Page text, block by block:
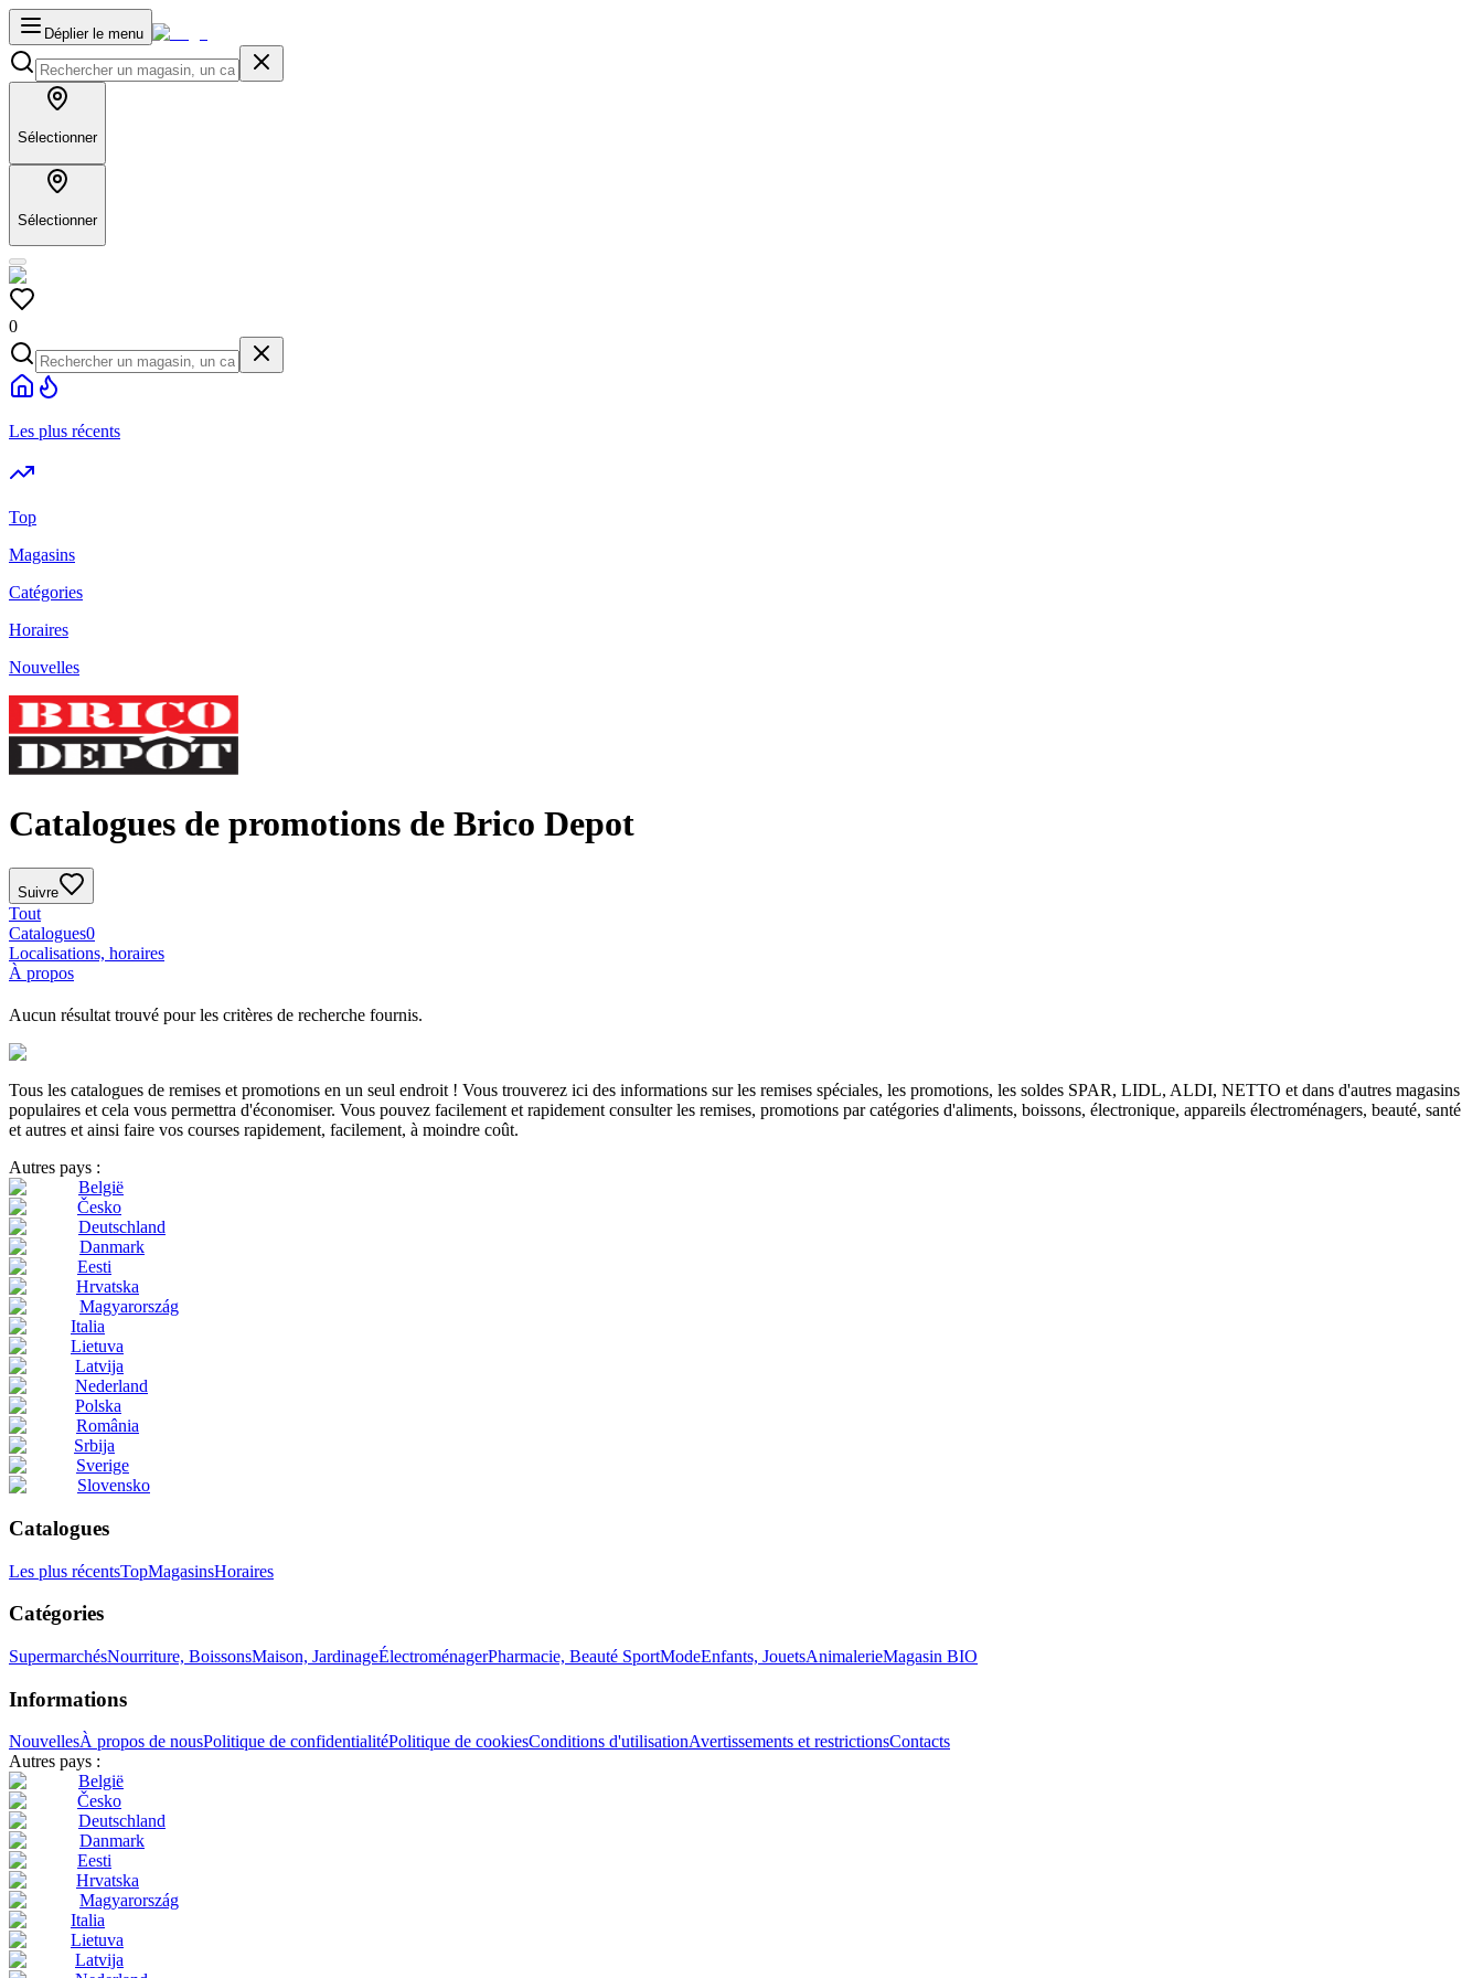
Déplier le menu
Sélectionner
Sélectionner
0
Les plus récents
Top
Magasins
Catégories
Horaires
Nouvelles
Catalogues de promotions de Brico Depot
Suivre
Tout
Catalogues0
Localisations, horaires
À propos
Aucun résultat trouvé pour les critères de recherche fournis.
Tous les catalogues de remises et promotions en un seul endroit ! Vous trouverez ici des informations sur les remises spéciales, les promotions, les soldes SPAR, LIDL, ALDI, NETTO et dans d'autres magasins
populaires et cela vous permettra d'économiser. Vous pouvez facilement et rapidement consulter les remises, promotions par catégories d'aliments, boissons, électronique, appareils électroménagers, beauté, santé
et autres et ainsi faire vos courses rapidement, facilement, à moindre coût.
Autres pays :
België
Česko
Deutschland
Danmark
Eesti
Hrvatska
Magyarország
Italia
Lietuva
Latvija
Nederland
Polska
România
Srbija
Sverige
Slovensko
Catalogues
Les plus récentsTopMagasinsHoraires
Catégories
SupermarchésNourriture, BoissonsMaison, JardinageÉlectroménagerPharmacie, Beauté SportModeEnfants, JouetsAnimalerieMagasin BIO
Informations
NouvellesÀ propos de nousPolitique de confidentialitéPolitique de cookiesConditions d'utilisationAvertissements et restrictionsContacts
Autres pays :
België
Česko
Deutschland
Danmark
Eesti
Hrvatska
Magyarország
Italia
Lietuva
Latvija